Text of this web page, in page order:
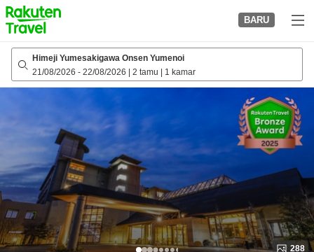
to
top
page
BARU
Himeji Yumesakigawa Onsen Yumenoi
21/08/2026 - 22/08/2026 2 tamu 1 kamar
288